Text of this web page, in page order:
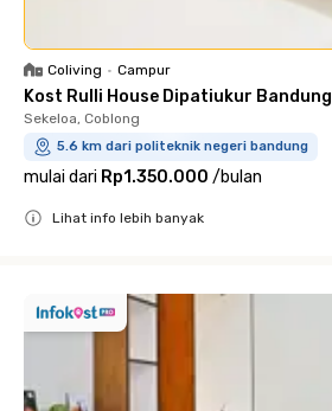
Coliving • Campur
Kost Rulli House Dipatiukur Bandung
Sekeloa, Coblong
5.6 km dari politeknik negeri bandung
mulai dari Rp1.350.000 /bulan
Lihat info lebih banyak